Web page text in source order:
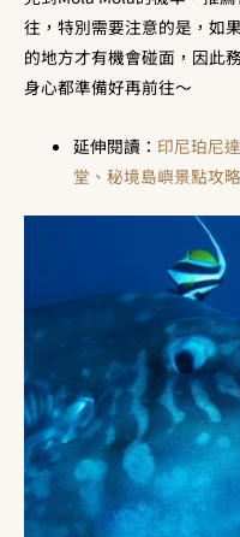
往，特別需要注意的是，如
的地方才有機會碰面，因此
身心都準備好再前往～
延伸閱讀： 印尼珀尼
堂、秘境島嶼景點攻略